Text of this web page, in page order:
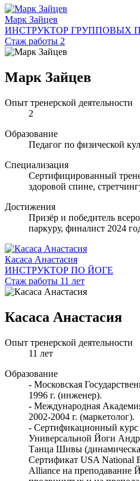
Марк Зайцев
ИНСТРУКТОР ГРУППОВЫХ
Стаж работы 2
Марк Зайцев
Опыт тренерской деятельности
2
Образование
Педагог по физической
Специализация
Сертифицированный
здоровой спине,
Достижения
Призёр и победитель
паркуру, финалист 2024
Касаса Анастасия
ИНСТРУКТОР ПО ЙОГЕ
Стаж работы 11 лет
Касаса Анастасия
Опыт тренерской деятельности
11 лет
Образование
- Московская
1996 г. (инженер).
- Международная
2002-2004 г. (маркетолог).
- Сертификационный курс
Универсальной Йоги
Танца Шивы
Сертификат USA National
Alliance на преподавание